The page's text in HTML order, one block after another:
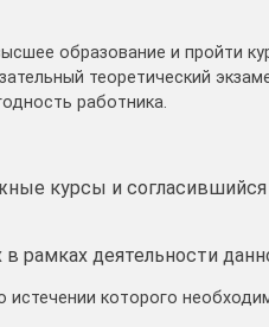
образование и пройти
теоретический
работника.
курсы и
деятельности
истечении которого